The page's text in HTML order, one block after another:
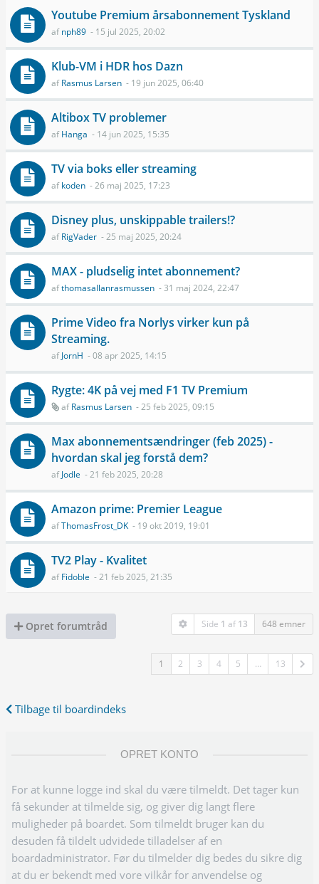
Youtube Premium årsabonnement Tyskland
afnph89 - 15 jul 2025, 20:02
Klub-VM i HDR hos Dazn
afRasmus Larsen - 19 jun 2025, 06:40
Altibox TV problemer
afHanga - 14 jun 2025, 15:35
TV via boks eller streaming
afkoden - 26 maj 2025, 17:23
Disney plus, unskippable trailers!?
afRigVader - 25 maj 2025, 20:24
MAX - pludselig intet abonnement?
afthomasallanrasmussen - 31 maj 2024, 22:47
Prime Video fra Norlys virker kun på
Streaming.
afJornH - 08 apr 2025, 14:15
Rygte: 4K på vej med F1 TV Premium
afRasmus Larsen - 25 feb 2025, 09:15
Max abonnementsændringer (feb 2025) -
hvordan skal jeg forstå dem?
afJodle - 21 feb 2025, 20:28
Amazon prime: Premier League
afThomasFrost_DK - 19 okt 2019, 19:01
TV2 Play - Kvalitet
afFidoble - 21 feb 2025, 21:35
Opret forumtråd Side 1 af 13 648 emner
1 2 3 4 5 … 13
Tilbage til boardindeks
OPRET KONTO
For at kunne logge ind skal du være tilmeldt. Det tager kun
få sekunder at tilmelde sig, og giver dig langt flere
muligheder på boardet. Som tilmeldt bruger kan du
desuden få tildelt udvidede tilladelser af en
boardadministrator. Før du tilmelder dig bedes du sikre dig
at du er bekendt med vore vilkår for anvendelse og